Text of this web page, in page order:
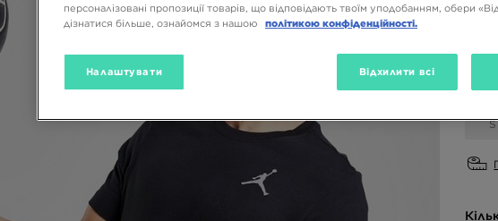
S
персоналізовані пропозиції товарів, що відповідають твоїм уподобанням, обери
дізнатися більше, ознайомся з нашою
політикою конфіденційності.
Налаштувати Відхилити всі